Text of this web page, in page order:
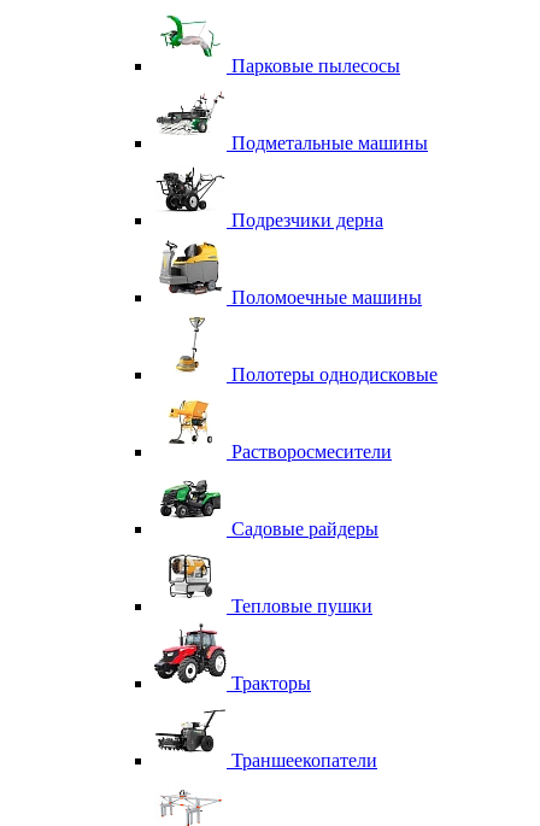
Парковые пылесосы
Подметальные машины
Подрезчики дерна
Поломоечные машины
Полотеры однодисковые
Растворосмесители
Садовые райдеры
Тепловые пушки
Тракторы
Траншеекопатели